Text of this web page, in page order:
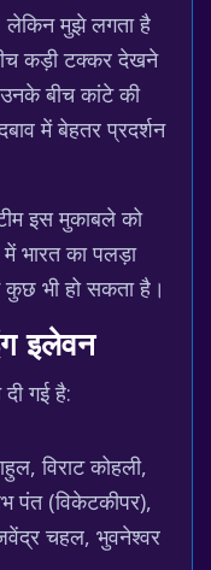
लेकिन मुझे लगता है
कड़ी टक्कर देखने
बीच कांटे की
में बेहतर प्रदर्शन
इस मुकाबले को
में भारत का पलड़ा
कुछ भी हो सकता है।
इलेवन
गई है:
विराट कोहली,
पंत (विकेटकीपर),
चहल, भुवनेश्वर